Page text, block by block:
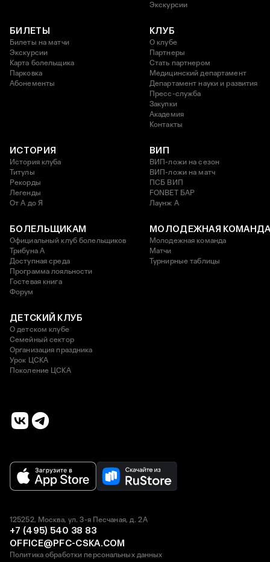
Экскурсии
БИЛЕТЫ
Билеты на матчи
Экскурсии
Карта болельщика
Парковка
Абонементы
КЛУБ
О клубе
Партнеры
Стать партнером
Медицинский департамент
Департамент науки и развития
Пресс-служба
Закупки
Академия
Контакты
ИСТОРИЯ
История клуба
Титулы
Рекорды
Легенды
От А до Я
ВИП
ВИП-ложи на сезон
ВИП-ложи на матч
ПСБ ВИП
FONBET БАР
Лаунж A
БОЛЕЛЬЩИКАМ
Официальный клуб болельщиков
Трибуна А
Доступная среда
Программа лояльности
Гостевая книга
Форум
МОЛОДЕЖНАЯ
Молодежная команда
Матчи
Турнирные таблицы
ДЕТСКИЙ КЛУБ
О детском клубе
Семейный сектор
Организация праздника
Урок ЦСКА
Поколение ЦСКА
125252, Москва, ул. 3-я Песчаная, д. 2А
+7 (495) 540 38 83
OFFICE@PFC-CSKA.COM
Политика обработки персональных данных